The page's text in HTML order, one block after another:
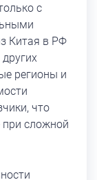
с
Китая в РФ
регионы и
что
сложной